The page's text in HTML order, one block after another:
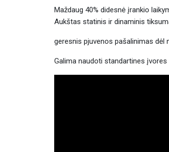
Maždaug 40% didesnė įrankio
Aukštas statinis ir dinaminis
geresnis pjuvenos pašalinimas dėl
Galima naudoti standartines įvores